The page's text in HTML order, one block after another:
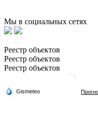
Мы в социальных сетях
Реестр объектов
Реестр объектов
Реестр объектов